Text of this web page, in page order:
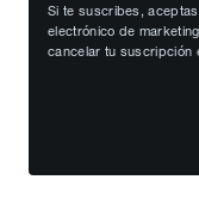
Si te suscribes,
electrónico de
cancelar tu suscripción